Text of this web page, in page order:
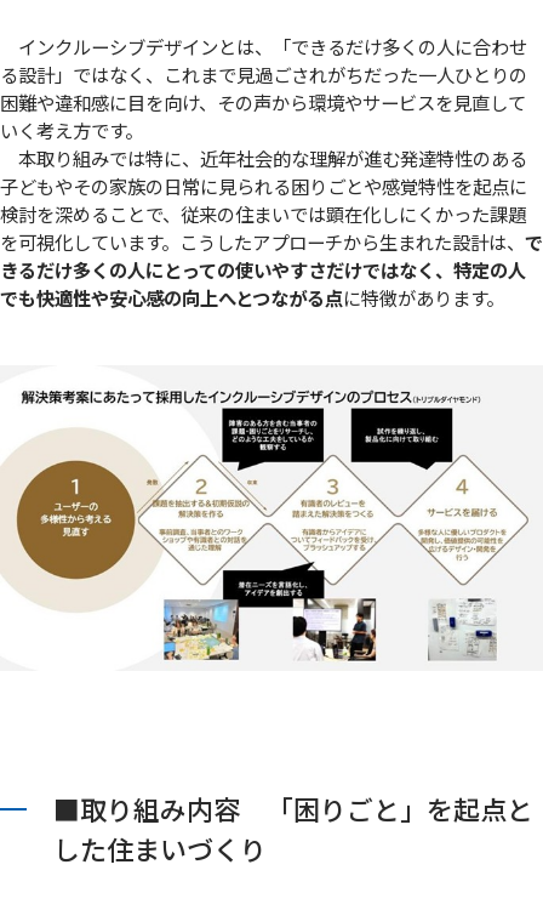
インクルーシブデザインとは、「できるだけ多くの人に合わせ
る設計」ではなく、これまで見過ごされがちだった一人ひとりの
困難や違和感に目を向け、その声から環境やサービスを見直して
いく考え方です。
本取り組みでは特に、近年社会的な理解が進む発達特性のある
子どもやその家族の日常に見られる困りごとや感覚特性を起点に
検討を深めることで、従来の住まいでは顕在化しにくかった課題
を可視化しています。こうしたアプローチから生まれた設計は、 で
きるだけ多くの人にとっての使いやすさだけではなく、特定の人
でも快適性や安心感の向上へとつながる点に特徴があります。
■取り組み内容 「困りごと」を起点と
した住まいづくり